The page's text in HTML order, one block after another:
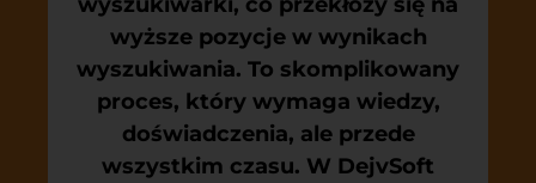
wyższe pozycje w wynikach
wyszukiwania. To skomplikowany
proces, który wymaga wiedzy,
doświadczenia, ale przede
wszystkim czasu. W DejvSoft